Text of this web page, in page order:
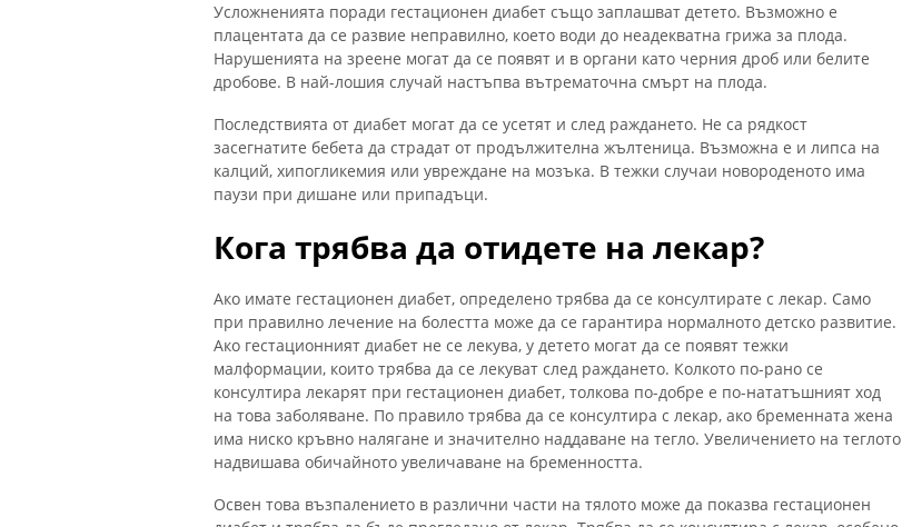
Усложненията поради гестационен диабет също заплашват детето. Възможно е
плацентата да се развие неправилно, което води до неадекватна грижа за плода.
Нарушенията на зреене могат да се появят и в органи като черния дроб или белите
дробове. В най-лошия случай настъпва вътрематочна смърт на плода.
Последствията от диабет могат да се усетят и след раждането. Не са рядкост
засегнатите бебета да страдат от продължителна жълтеница. Възможна е и липса на
калций, хипогликемия или увреждане на мозъка. В тежки случаи новороденото има
паузи при дишане или припадъци.
Кога трябва да отидете на лекар?
Ако имате гестационен диабет, определено трябва да се консултирате с лекар. Само
при правилно лечение на болестта може да се гарантира нормалното детско развитие.
Ако гестационният диабет не се лекува, у детето могат да се появят тежки
малформации, които трябва да се лекуват след раждането. Колкото по-рано се
консултира лекарят при гестационен диабет, толкова по-добре е по-нататъшният ход
на това заболяване. По правило трябва да се консултира с лекар, ако бременната жена
има ниско кръвно налягане и значително наддаване на тегло. Увеличението на теглото
надвишава обичайното увеличаване на бременността.
Освен това възпалението в различни части на тялото може да показва гестационен